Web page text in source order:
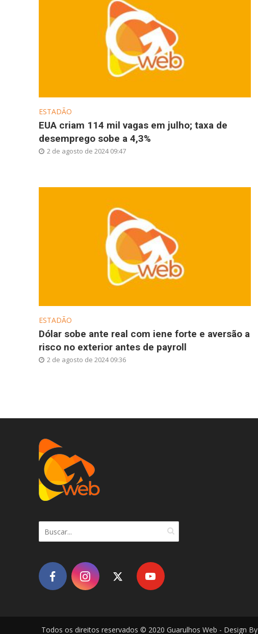
ESTADÃO
EUA criam 114 mil vagas em julho; taxa de
desemprego sobe a 4,3%
2 de agosto de 2024 09:47
ESTADÃO
Dólar sobe ante real com iene forte e aversão a
risco no exterior antes de payroll
2 de agosto de 2024 09:36
Todos os direitos reservados © 2020 Guarulhos Web - Design By